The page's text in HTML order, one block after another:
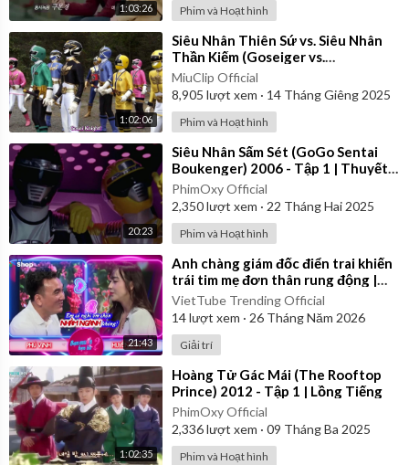
1:03:26 Phim và Hoạt hình
1:02:06
⁣Siêu Nhân Thiên Sứ vs. Siêu Nhân
Thần Kiếm (Goseiger vs.
Shinkenger) | Vietsub
MiuClip Official
8,905 lượt xem · 14 Tháng Giêng 2025
Phim và Hoạt hình
20:23
⁣Siêu Nhân Sấm Sét (GoGo Sentai
Boukenger) 2006 - Tập 1 | Thuyết
Minh
PhimOxy Official
2,350lượt xem · 22 Tháng Hai 2025
Phim và Hoạt hình
21:43
⁣Anh chàng giám đốc điển trai khiến
trái tim mẹ đơn thân rung động |
Bạn Muốn Hẹn Hò
VietTube Trending Official
14lượt xem · 26 Tháng Năm 2026
Giải trí
1:02:35
⁣Hoàng Tử Gác Mái (The Rooftop
Prince) 2012 - Tập 1 | Lồng Tiếng
PhimOxy Official
2,336lượt xem · 09 Tháng Ba 2025
Phim và Hoạt hình